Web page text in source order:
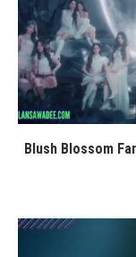
Blush Blossom